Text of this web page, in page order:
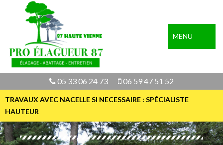
MENU
05 33 06 24 73 06 59 47 51 52
TRAVAUX AVEC NACELLE SI NECESSAIRE : SPÉCIALISTE
HAUTEUR